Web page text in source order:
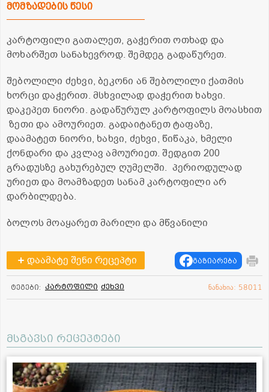
მომზადების წესი
კარტოფილი გათალეთ, გაჭერით ოთხად და
მოხარშეთ სანახევროდ. შემდეგ გადაწურეთ.
შებოლილი ძეხვი, ბეკონი ან შებოლილი ქათმის
ხორცი დაჭერით. მსხვილად დაჭერით ხახვი.
დაკეპეთ ნიორი. გადაწურულ კარტოფილს მოასხით
ზეთი და ამოურიეთ. გადაიტანეთ ტაფაზე,
დაამატეთ ნიორი, ხახვი, ძეხვი, წიწაკა, ხმელი
ქონდარი და კვლავ ამოურიეთ. შედგით 200
გრადუსზე გახურებულ ღუმელში. პერიოდულად
ურიეთ და მოამზადეთ სანამ კარტოფილი არ
დარბილდება.
ბოლოს მოაყარეთ მარილი და მწვანილი
დაამატე შენი რეცეპტი გაზიარება
ტეგები: კარტოფილი ძეხვი ნანახია: 58011
მსგავსი რეცეპტები